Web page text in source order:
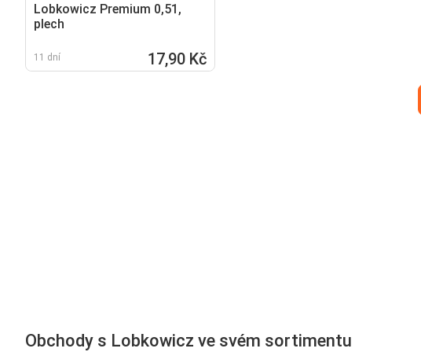
Lobkowicz Premium 0,51,
plech
11 dní 17,90 Kč
Obchody s Lobkowicz ve svém sortimentu